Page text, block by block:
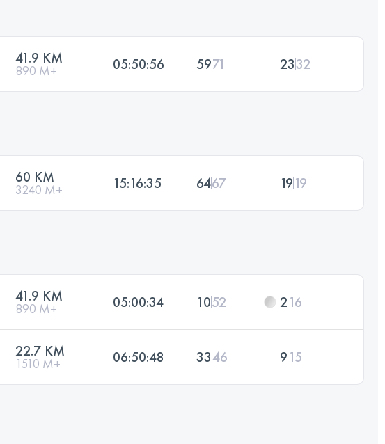
41.9 KM
890 M+ 05:50:56 5971 2332
60 KM
3240 M+ 15:16:35 6467 1919
41.9 KM
890 M+ 05:00:34 1052 216
22.7 KM
1510 M+ 06:50:48 3346 915